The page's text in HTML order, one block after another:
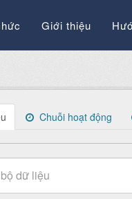
Giới thiệu
Chuỗi hoạt động